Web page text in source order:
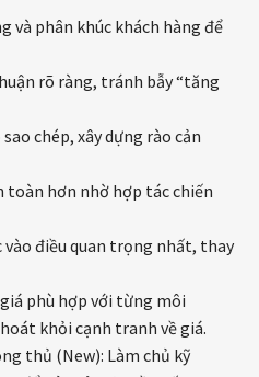
phân khúc khách hàng để
rõ ràng, tránh bẫy “tăng
chép, xây dựng rào cản
toàn hơn nhờ hợp tác chiến
điều quan trọng nhất, thay
phù hợp với từng môi
khỏi cạnh tranh về giá.
thủ (New): Làm chủ kỹ